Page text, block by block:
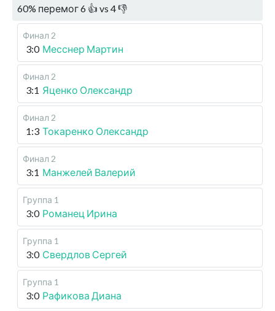
60% перемог6 👍 vs 4👎
Финал 2
3:0 Месснер Мартин
Финал 2
3:1 Яценко Олександр
Финал 2
1:3 Токаренко Олександр
Финал 2
3:1 Манжелей Валерий
Группа 1
3:0 Романец Ирина
Группа 1
3:0 Свердлов Сергей
Группа 1
3:0 Рафикова Диана